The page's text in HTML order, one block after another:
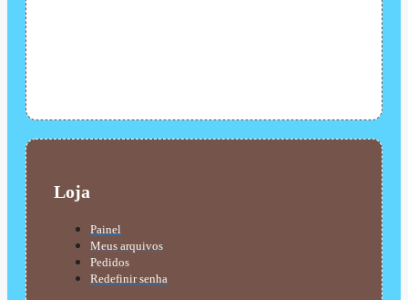
Loja
Painel
Meus arquivos
Pedidos
Redefinir senha